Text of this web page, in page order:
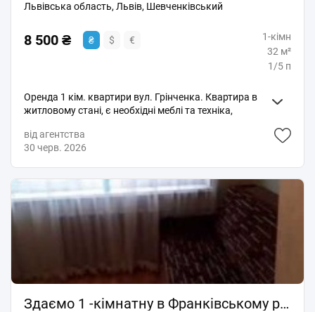
Львівська область, Львів, Шевченківський
8 500 ₴ ₴ $ €
1-кімн
32 м²
1/5 п
Оренда 1 кім. квартири вул. Грінченка. Квартира в
житловому стані, є необхідні меблі та техніка,
разом (ванна), газова колонка на підігрів води. Ціна
8 500грн+ КП. Без СП.
від агентства
30 черв. 2026
Здаємо 1 -кімнатну в Франківському р-н/ Недорого/ біля Аквапарку